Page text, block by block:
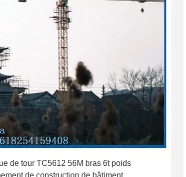
de tour TC5612 56M bras 6t poids
de construction de bâtiment